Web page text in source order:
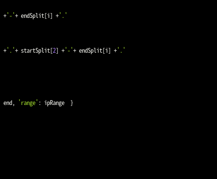
+'-'+ endSplit[i] +'.'
+'.'+ startSplit[2] +'-'+ endSplit[i] +'.'
end, 'range' : ipRange }